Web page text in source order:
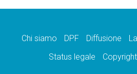
Chi siamo DPF Diffusione
Status legale
Copyright